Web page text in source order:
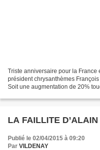
Triste anniversaire pour la France
président chrysanthèmes
Soit une augmentation de 20%
LA FAILLITE
Publié le 02/04/2015 à 09:20
Par VILDENAY